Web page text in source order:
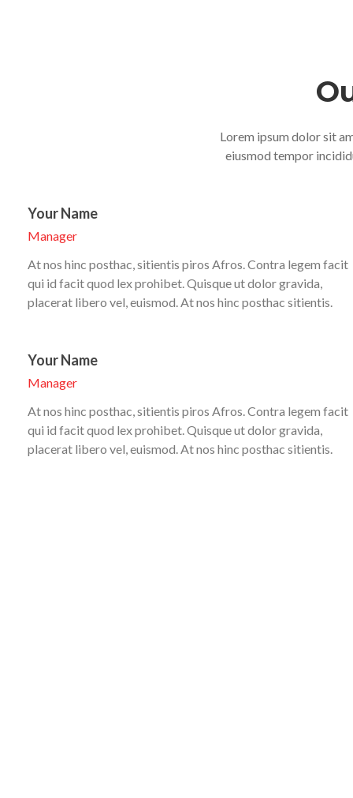
Lorem ipsum dolor sit
eiusmod tempor
Your Name
Manager
At nos hinc posthac, sitientis piros Afros. Contra legem facit
qui id facit quod lex prohibet. Quisque ut dolor gravida,
placerat libero vel, euismod. At nos hinc posthac sitientis.
Your Name
Manager
At nos hinc posthac, sitientis piros Afros. Contra legem facit
qui id facit quod lex prohibet. Quisque ut dolor gravida,
placerat libero vel, euismod. At nos hinc posthac sitientis.